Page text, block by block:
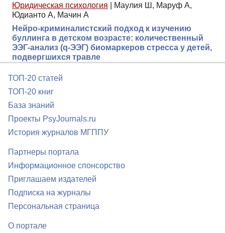
Юридическая психология
Маулия Ш, Маруф А,
Юдианто А, Мачин А
Нейро-криминалистский подход к изучению
буллинга в детском возрасте: количественный
ЭЭГ-анализ (q-ЭЭГ) биомаркеров стресса у детей,
подвергшихся травле
ТОП-20 статей
ТОП-20 книг
База знаний
Проекты PsyJournals.ru
История журналов МГППУ
Партнеры портала
Информационное спонсорство
Приглашаем издателей
Подписка на журналы
Персональная страница
О портале